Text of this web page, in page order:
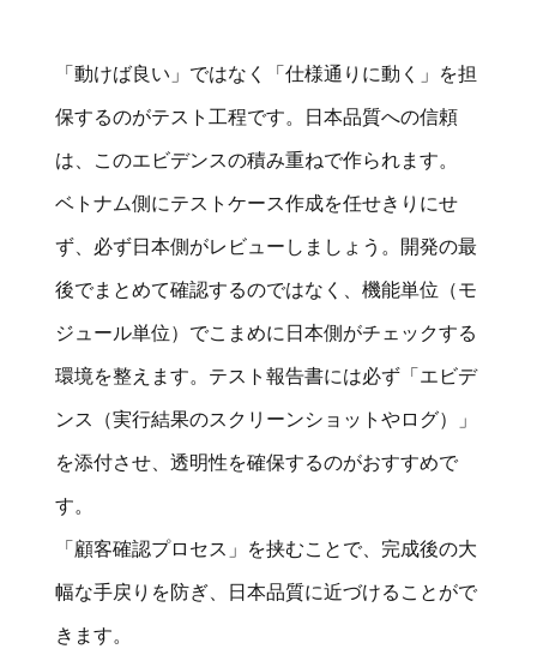
「動けば良い」ではなく「仕様通りに動く」を担
保するのがテスト工程です。日本品質への信頼
は、このエビデンスの積み重ねで作られます。
ベトナム側にテストケース作成を任せきりにせ
ず、必ず日本側がレビューしましょう。開発の最
後でまとめて確認するのではなく、機能単位（モ
ジュール単位）でこまめに日本側がチェックする
環境を整えます。テスト報告書には必ず「エビデ
ンス（実行結果のスクリーンショットやログ）」
を添付させ、透明性を確保するのがおすすめで
す。
「顧客確認プロセス」を挟むことで、完成後の大
幅な手戻りを防ぎ、日本品質に近づけることがで
きます。